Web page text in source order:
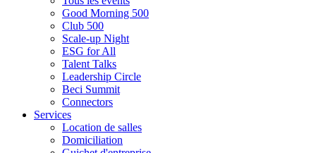
Good Morning 500
Club 500
Scale-up Night
ESG for All
Talent Talks
Leadership Circle
Beci Summit
Connectors
Services
Location de salles
Domiciliation